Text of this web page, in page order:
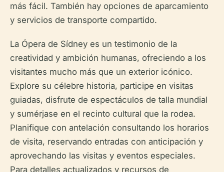
más fácil. También hay opciones de aparcamiento
y servicios de transporte compartido.
La Ópera de Sídney es un testimonio de la
creatividad y ambición humanas, ofreciendo a los
visitantes mucho más que un exterior icónico.
Explore su célebre historia, participe en visitas
guiadas, disfrute de espectáculos de talla mundial
y sumérjase en el recinto cultural que la rodea.
Planifique con antelación consultando los horarios
de visita, reservando entradas con anticipación y
aprovechando las visitas y eventos especiales.
Para detalles actualizados y recursos de